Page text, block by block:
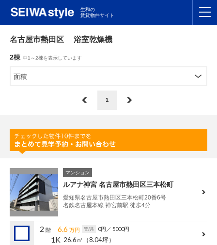
生和の
賃貸物件サイト
TOP
関東TOP
九州TOP
支店一覧
SEIWAの管理
お友達紹介特典
管理建物一覧
名古屋市熱田区 浴室乾燥機
2棟 中1～2棟を表示しています
面積
1
マンション
ルアナ神宮 名古屋市熱田区三本松町
愛知県名古屋市熱田区三本松町20番6号
名鉄名古屋本線 神宮前駅 徒歩4分
2 階 6.6 万円 管/共 0円 ／ 5000円
1K 26.6㎡ （8.04坪）